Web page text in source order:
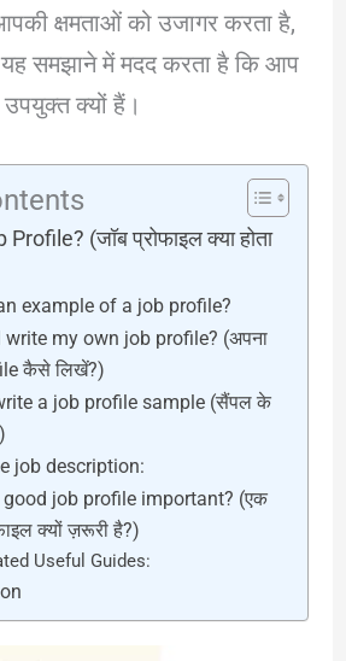
क्षमताओं को उजागर करता है,
यह समझाने में मदद करता है कि आप
क्यों हैं।
(जॉब प्रोफाइल क्या होता
example of a job profile?
write my own job profile? (अपना
कैसे लिखें?)
a job profile sample (सैंपल के
job description:
good job profile important? (एक
क्यों ज़रूरी है?)
Useful Guides: